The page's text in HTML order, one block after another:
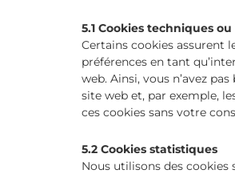
5.1 Cookies techniques
Certains cookies assurent
préférences en tant
web. Ainsi, vous n’avez
site web et, par exemple,
ces cookies sans votre
5.2 Cookies statistiques
Nous utilisons des cookies